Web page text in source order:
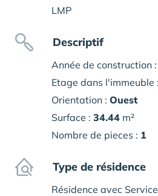
LMP
Descriptif
Année de construction :
Etage dans l'immeuble :
Orientation : Ouest
Surface : 34.44 m²
Nombre de pieces : 1
Type de résidence
Résidence avec